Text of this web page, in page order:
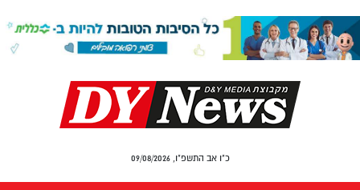
כ"ו אב התשפ"ו, 09/08/2026